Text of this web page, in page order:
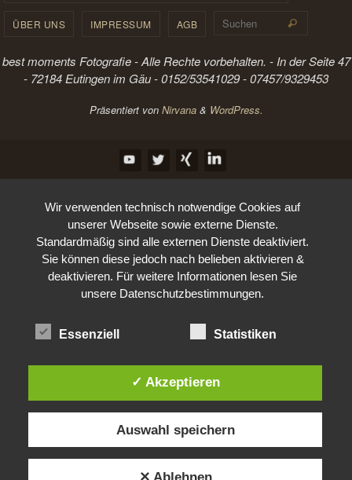
ÜBER UNS IMPRESSUM AGB Suchen
best moments Fotografie - Alle Rechte vorbehalten. - In der Seite 47
- 72184 Eutingen im Gäu - 0152/53541029 - 07457/9329453
Präsentiert von Nirvana& WordPress.
Wir verwenden technisch notwendige Cookies auf
unserer Webseite sowie externe Dienste.
Standardmäßig sind alle externen Dienste deaktiviert.
Sie können diese jedoch nach belieben aktivieren &
deaktivieren. Für weitere Informationen lesen Sie
unsere Datenschutzbestimmungen.
Essenziell Statistiken
✓ Akzeptieren
Auswahl speichern
✕ Ablehnen